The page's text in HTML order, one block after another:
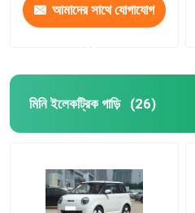
আমাদের সাথে যোগাযোগ
মিনি ইলেকট্রিক গাড়ি (26)